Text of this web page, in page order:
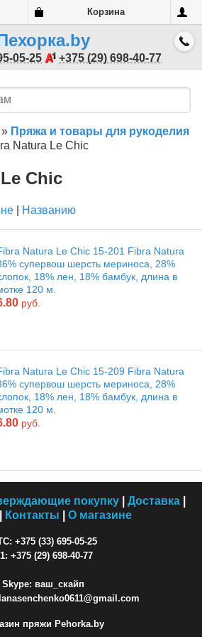
Корзина
05-25 +375 (29) 698-40-77
» Пряжа и товары для рукоделия
Natura Le Chic
Chic
Названию
Natura Le Chic 15-201 Fibra Natura
супервош шерсть мериноса, 28%
18% лен, 18% бамбук, длина в
120 м.
руб.
Natura Le Chic 15-209 Fibra Natura
супервош шерсть мериноса, 28%
18% лен, 18% бамбук, длина в
120 м.
руб.
покупку| Доставка|
Контакты О магазине
+375 (33) 695-05-25
+375 (29) 698-40-77
Skype: ваш_скайп
пряжи Pehorka.by